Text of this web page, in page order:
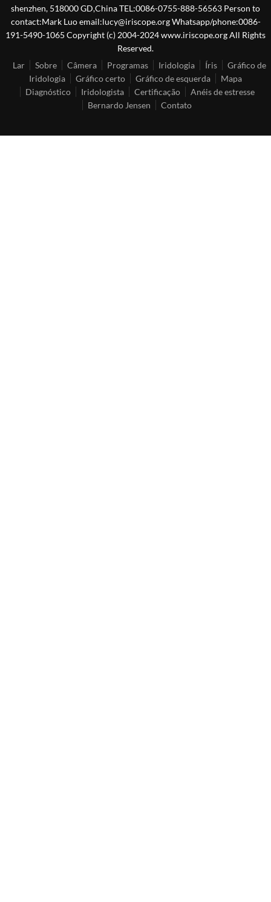
shenzhen, 518000 GD,China TEL:0086-0755-888-56563 Person to
contact:Mark Luo email:lucy@iriscope.org Whatsapp/phone:0086-
191-5490-1065 Copyright (c) 2004-2024 www.iriscope.org All Rights
Reserved.
Lar
Sobre Câmera Programas Iridologia Íris
Gráfico de
Iridologia
Gráfico certo Gráfico de esquerda
Mapa
Diagnóstico
Iridologista Certificação
Anéis de estresse
Bernardo Jensen
Contato